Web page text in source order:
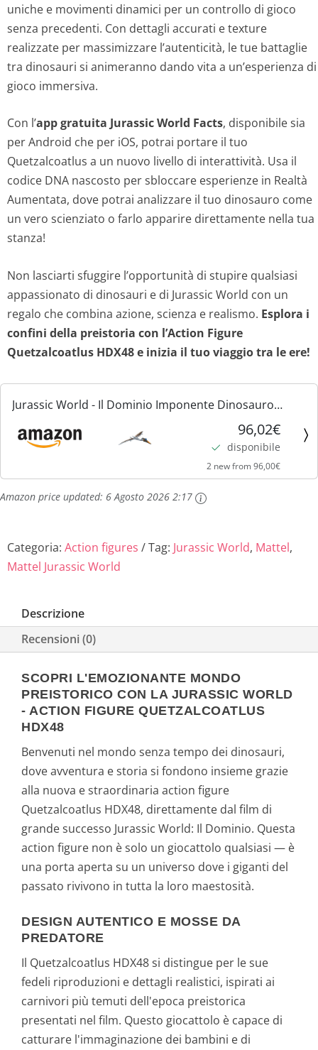
uniche e movimenti dinamici per un controllo di gioco
senza precedenti. Con dettagli accurati e texture
realizzate per massimizzare l’autenticità, le tue battaglie
tra dinosauri si animeranno dando vita a un’esperienza di
gioco immersiva.
Con l’app gratuita Jurassic World Facts, disponibile sia
per Android che per iOS, potrai portare il tuo
Quetzalcoatlus a un nuovo livello di interattività. Usa il
codice DNA nascosto per sbloccare esperienze in Realtà
Aumentata, dove potrai analizzare il tuo dinosauro come
un vero scienziato o farlo apparire direttamente nella tua
stanza!
Non lasciarti sfuggire l’opportunità di stupire qualsiasi
appassionato di dinosauri e di Jurassic World con un
regalo che combina azione, scienza e realismo. Esplora i
confini della preistoria con l’Action Figure
Quetzalcoatlus HDX48 e inizia il tuo viaggio tra le ere!
Jurassic World - Il Dominio Imponente Dinosauro
Carnivoro Action Figure, con mossa di attacco e
tantissimi movimenti diversi; regalo e giocattolo per
96,02€
disponibile
2 new from 96,00€
Amazon price updated: 6 Agosto 2026 2:17
Categoria: Action figures Tag: Jurassic World, Mattel,
Mattel Jurassic World
Descrizione
Recensioni (0)
SCOPRI L'EMOZIONANTE MONDO
PREISTORICO CON LA JURASSIC WORLD
- ACTION FIGURE QUETZALCOATLUS
HDX48
Benvenuti nel mondo senza tempo dei dinosauri,
dove avventura e storia si fondono insieme grazie
alla nuova e straordinaria action figure
Quetzalcoatlus HDX48, direttamente dal film di
grande successo Jurassic World: Il Dominio. Questa
action figure non è solo un giocattolo qualsiasi — è
una porta aperta su un universo dove i giganti del
passato rivivono in tutta la loro maestosità.
DESIGN AUTENTICO E MOSSE DA
PREDATORE
Il Quetzalcoatlus HDX48 si distingue per le sue
fedeli riproduzioni e dettagli realistici, ispirati ai
carnivori più temuti dell'epoca preistorica
presentati nel film. Questo giocattolo è capace di
catturare l'immaginazione dei bambini e di